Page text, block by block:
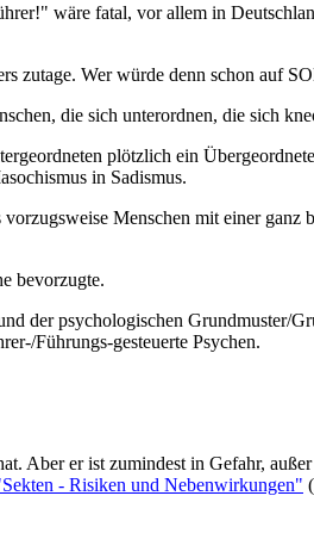
wäre fatal, vor allem in
Wer würde denn schon auf
die sich unterordnen, die sich
plötzlich ein
in Sadismus.
Menschen mit einer
bevorzugte.
der psychologischen Grundmuster/
Führungs-gesteuerte Psychen.
Aber er ist zumindest in Gefahr,
- Risiken und Nebenwirkungen"